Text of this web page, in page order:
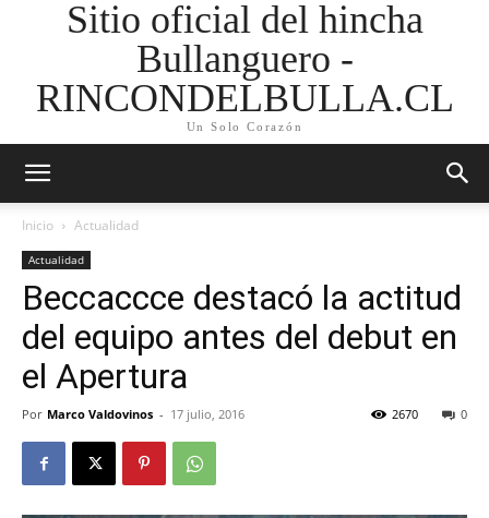
Sitio oficial del hincha
Bullanguero -
RINCONDELBULLA.CL
Un Solo Corazón
Inicio Actualidad
Actualidad
Beccaccce destacó la actitud
del equipo antes del debut en
el Apertura
Por Marco Valdovinos - 17 julio, 2016 0
2670